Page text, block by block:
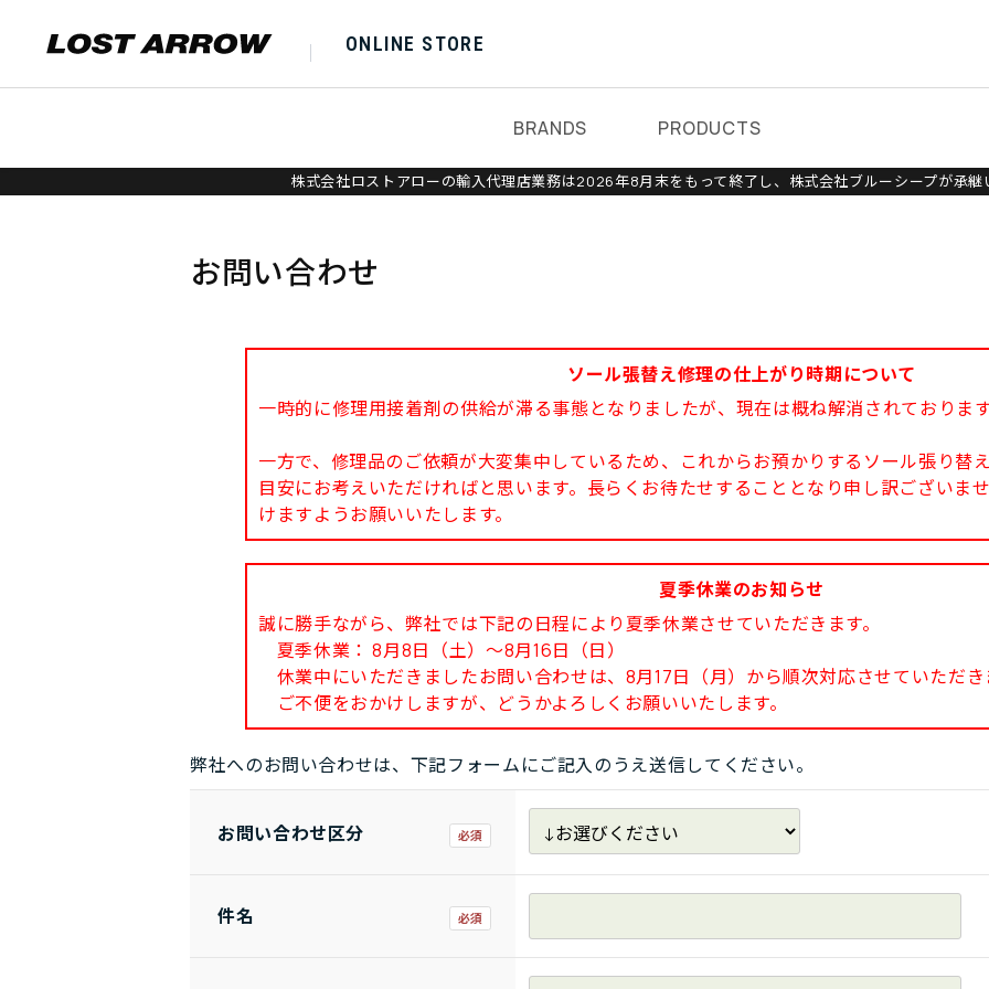
ONLINE STORE
BRANDS PRODUCTS
株式会社ロストアローの輸入代理店業務は2026年8月末をもって終了し、株式会社ブルーシープが承継
お問い合わせ
ソール張替え修理の仕上がり時期について
一時的に修理用接着剤の供給が滞る事態となりましたが、現在は概ね解消されておりま
一方で、修理品のご依頼が大変集中しているため、これからお預かりするソール張り替
目安にお考えいただければと思います。長らくお待たせすることとなり申し訳ございま
けますようお願いいたします。
夏季休業のお知らせ
誠に勝手ながら、弊社では下記の日程により夏季休業させていただきます。
夏季休業： 8月8日（土）～8月16日（日）
休業中にいただきましたお問い合わせは、8月17日（月）から順次対応させていただき
ご不便をおかけしますが、どうかよろしくお願いいたします。
弊社へのお問い合わせは、下記フォームにご記入のうえ送信してください。
お問い合わせ区分
件名